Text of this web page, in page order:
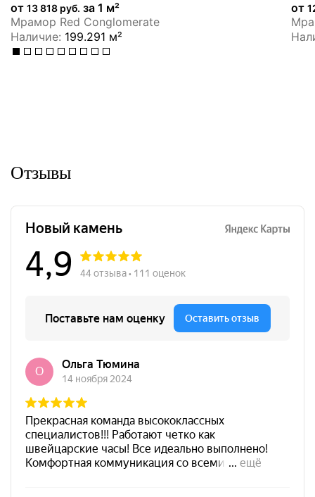
от13 818 руб. за 1 м²
Мрамор Red Conglomerate
Наличие: 199.291 м²
от
Отзывы